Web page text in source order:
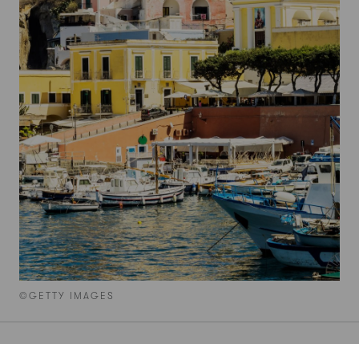
©GETTY IMAGES